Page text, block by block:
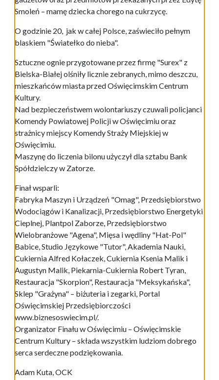
Smoleń – mamę dziecka chorego na cukrzycę.
O godzinie 20, jak w całej Polsce, zaświeciło pełnym
blaskiem "Światełko do nieba".
Sztuczne ognie przygotowane przez firmę "Surex" z
Bielska-Białej olśniły licznie zebranych, mimo deszczu,
mieszkańców miasta przed Oświęcimskim Centrum
Kultury.
Nad bezpieczeństwem wolontariuszy czuwali policjanci
Komendy Powiatowej Policji w Oświęcimiu oraz
strażnicy miejscy Komendy Straży Miejskiej w
Oświęcimiu.
Maszynę do liczenia bilonu użyczył dla sztabu Bank
Spółdzielczy w Zatorze.
Finał wsparli:
Fabryka Maszyn i Urządzeń "Omag", Przedsiębiorstwo
Wodociągów i Kanalizacji, Przedsiębiorstwo Energetyki
Cieplnej, Plantpol Zaborze, Przedsiębiorstwo
Wielobranżowe "Agena", Mięsa i wędliny "Hat-Pol"
Babice, Studio Językowe "Tutor", Akademia Nauki,
Cukiernia Alfred Kołaczek, Cukiernia Ksenia Malik i
Augustyn Malik, Piekarnia-Cukiernia Robert Tyran,
Restauracja "Skorpion", Restauracja "Meksykańska",
Sklep "Grażyna" – biżuteria i zegarki, Portal
Oświęcimskiej Przedsiębiorczości
www.biznesoswiecim.pl/.
Organizator Finału w Oświęcimiu – Oświęcimskie
Centrum Kultury – składa wszystkim ludziom dobrego
serca serdeczne podziękowania.
Adam Kuta, OCK